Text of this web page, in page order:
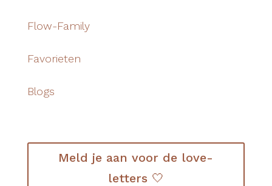
Flow-Family
Favorieten
Blogs
Meld je aan voor de love-
letters 🤍